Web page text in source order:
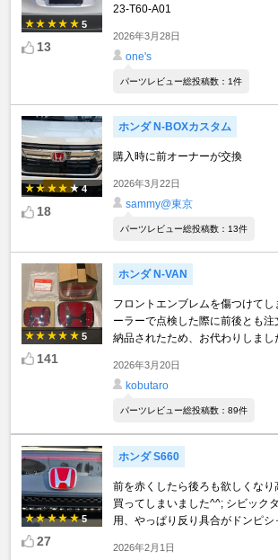
5
13
23-T60-A01
2026年3月28日
one's
パーツレビュー総投稿数：1件
4
18
ホンダ N-BOXカスタム
購入時に前オーナーが交換
2026年3月22日
sammy@東京
パーツレビュー総投稿数：13件
5
141
ホンダ N-VAN
フロントエンブレムを傷つけてし
ーラーで点検した際に前後とも
納品されたため、お代わりしまし
2026年3月20日
kobutaro
パーツレビュー総投稿数：89件
5
27
ホンダ S660
前を赤くしたら後ろも欲しくな
買ってしまいました^^; シビック
用、やっぱり反り具合がドンピシ
2026年2月1日